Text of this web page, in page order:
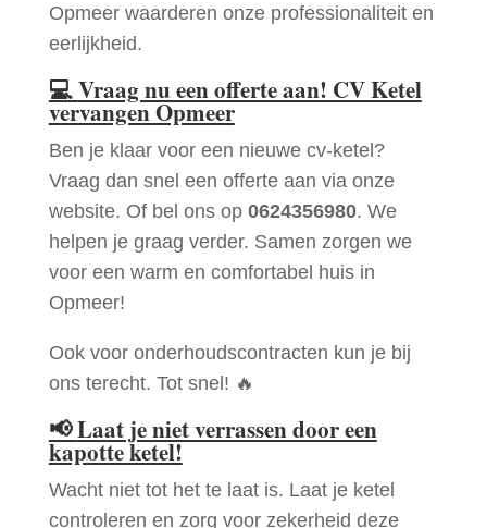
Opmeer waarderen onze professionaliteit en
eerlijkheid.
💻Vraag nu een offerte aan! CV Ketel
vervangen Opmeer
Ben je klaar voor een nieuwe cv-ketel?
Vraag dan snel een offerte aan via onze
website. Of bel ons op 0624356980. We
helpen je graag verder. Samen zorgen we
voor een warm en comfortabel huis in
Opmeer!
Ook voor onderhoudscontracten kun je bij
ons terecht. Tot snel! 🔥
📢Laat je niet verrassen door een
kapotte ketel!
Wacht niet tot het te laat is. Laat je ketel
controleren en zorg voor zekerheid deze